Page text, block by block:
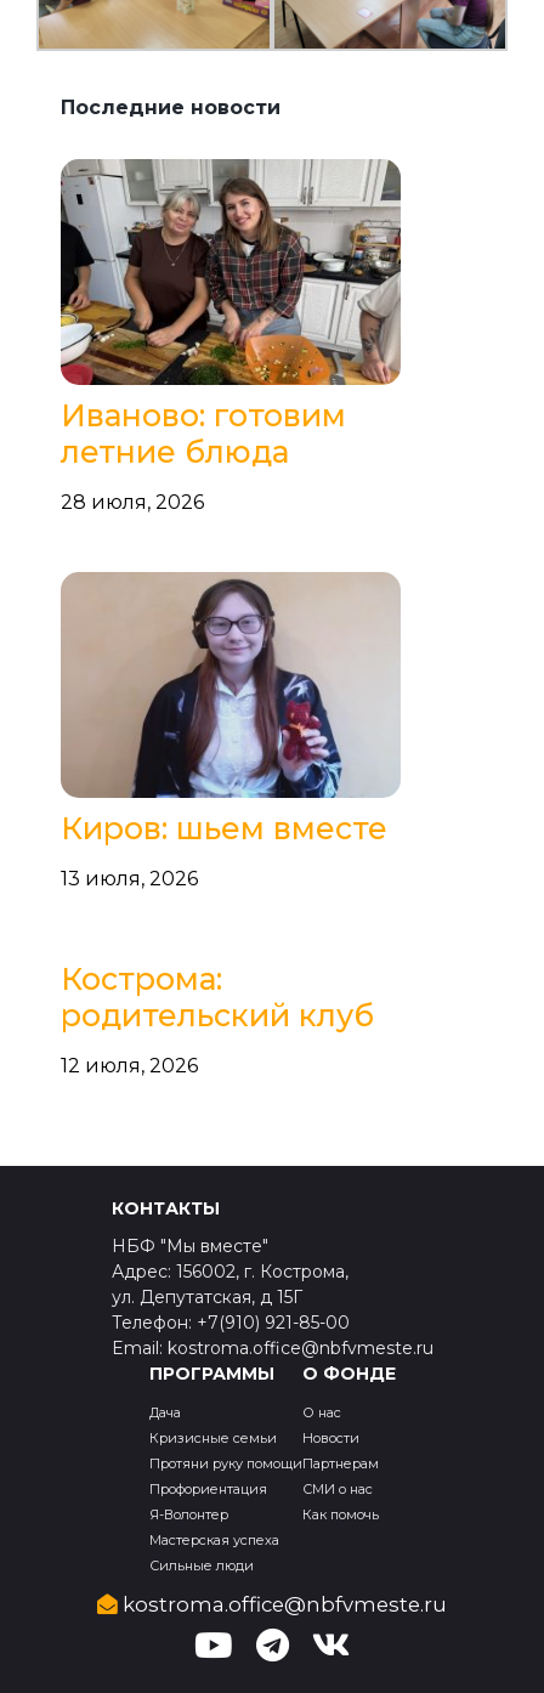
Последние новости
Иваново: готовим
летние блюда
28 июля, 2026
Киров: шьем вместе
13 июля, 2026
Кострома:
родительский клуб
12 июля, 2026
КОНТАКТЫ
НБФ "Мы вместе"
Адрес: 156002, г. Кострома,
ул. Депутатская, д 15Г
Телефон: +7(910) 921-85-00
Email: kostroma.office@nbfvmeste.ru
ПРОГРАММЫ
Дача
Кризисные семьи
Протяни руку помощи
Профориентация
Я-Волонтер
Мастерская успеха
Сильные люди
О ФОНДЕ
О нас
Новости
Партнерам
СМИ о нас
Как помочь
kostroma.office@nbfvmeste.ru